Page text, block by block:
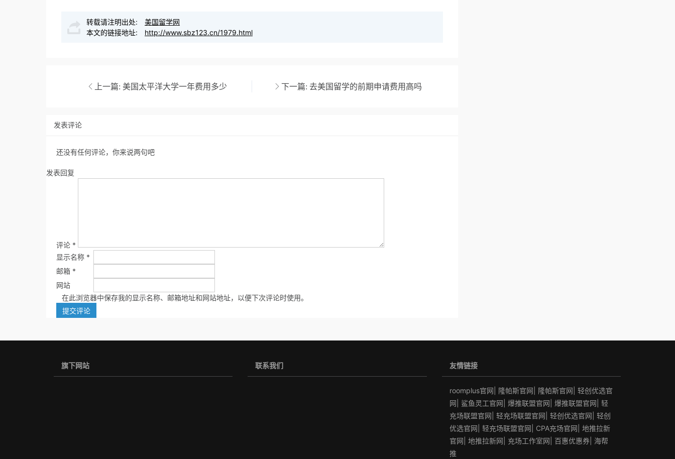
转载请注明出处:
美国留学网
本文的链接地址:
http://www.sbz123.cn/1979.html
上一篇: 美国太平洋大学一年费用多少 下一篇: 去美国留学的前期申请费用高吗
发表评论
还没有任何评论，你来说两句吧
发表回复
评论 *
显示名称 *
邮箱 *
网站
在此浏览器中保存我的显示名称、邮箱地址和网站地址，以便下次评论时使用。
旗下网站 联系我们 友情链接
roomplus官网 隆帕斯官网 隆帕斯官网 轻创优选官
网
鲨鱼灵工官网 爆推联盟官网 爆推联盟官网 轻
充场联盟官网 轻充场联盟官网 轻创优选官网 轻创
优选官网 轻充场联盟官网 CPA充场官网 地推拉新
官网 地推拉新网 充场工作室网 百惠优惠券| 海帮
推